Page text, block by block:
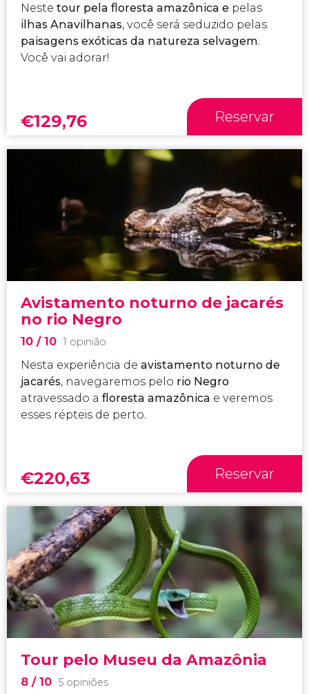
Neste tour pela floresta amazônica e pelas
ilhas Anavilhanas, você será seduzido pelas
paisagens exóticas da natureza selvagem.
Você vai adorar!
€129,76 Reservar
Avistamento noturno de jacarés
no rio Negro
10 / 10 1 opinião
Nesta experiência de avistamento noturno de
jacarés, navegaremos pelo rio Negro
atravessado a floresta amazônica e veremos
esses répteis de perto.
€220,63 Reservar
Tour pelo Museu da Amazônia
8 / 10 5 opiniões